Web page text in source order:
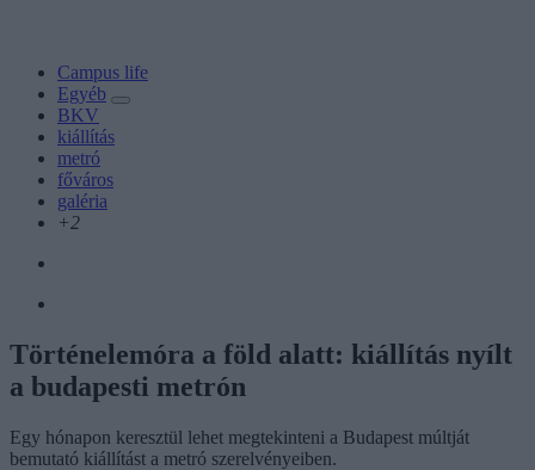
Campus life
Egyéb
BKV
kiállítás
metró
főváros
galéria
+2
Történelemóra a föld alatt: kiállítás nyílt
a budapesti metrón
Egy hónapon keresztül lehet megtekinteni a Budapest múltját
bemutató kiállítást a metró szerelvényeiben.